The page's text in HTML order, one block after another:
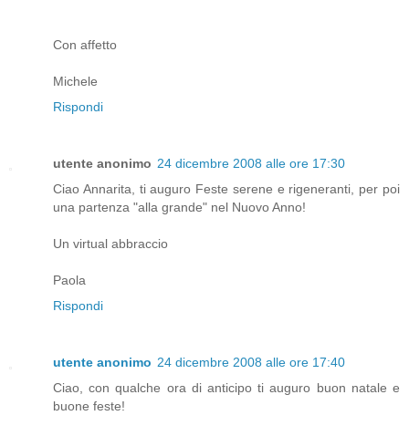
Con affetto
Michele
Rispondi
utente anonimo 24 dicembre 2008 alle ore 17:30
Ciao Annarita, ti auguro Feste serene e rigeneranti, per poi
una partenza "alla grande" nel Nuovo Anno!
Un virtual abbraccio
Paola
Rispondi
utente anonimo 24 dicembre 2008 alle ore 17:40
Ciao, con qualche ora di anticipo ti auguro buon natale e
buone feste!